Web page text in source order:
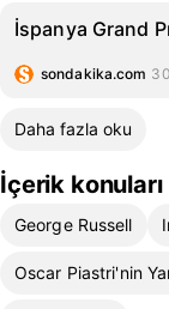
İspanya Grand
sondakika.com
Daha fazla oku
İçerik konuları
George Russell